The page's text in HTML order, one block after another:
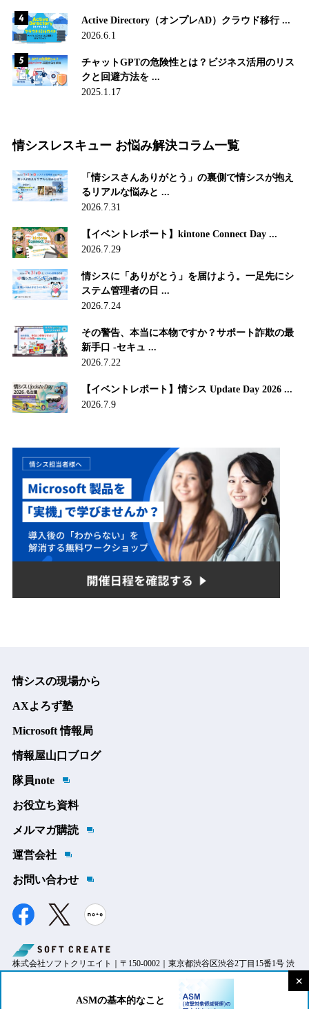
Active Directory（オンプレAD）クラウド移行 ...
2026.6.1
チャットGPTの危険性とは？ビジネス活用のリス
クと回避方法を ...
2025.1.17
情シスレスキュー お悩み解決コラム一覧
「情シスさんありがとう」の裏側で情シスが抱え
るリアルな悩みと ...
2026.7.31
【イベントレポート】kintone Connect Day ...
2026.7.29
情シスに「ありがとう」を届けよう。一足先にシ
ステム管理者の日 ...
2026.7.24
その警告、本当に本物ですか？サポート詐欺の最
新手口 -セキュ ...
2026.7.22
【イベントレポート】情シス Update Day 2026 ...
2026.7.9
情シスの現場から
AXよろず塾
Microsoft 情報局
情報屋山口ブログ
隊員note
お役立ち資料
メルマガ購読
運営会社
お問い合わせ
株式会社ソフトクリエイト｜〒150-0002｜東京都渋谷区渋谷2丁目15番1号 渋
Copyright © SOFTCREATE CORP. All Rights Reserved.
×
ASMの基本的なこと